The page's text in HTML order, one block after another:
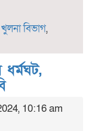
খুলনা বিভাগ,
ধর্মঘট,
10:16 am